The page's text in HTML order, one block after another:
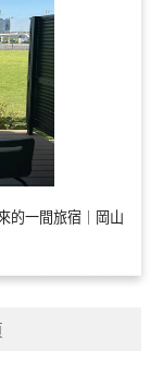
的一間旅宿｜岡山